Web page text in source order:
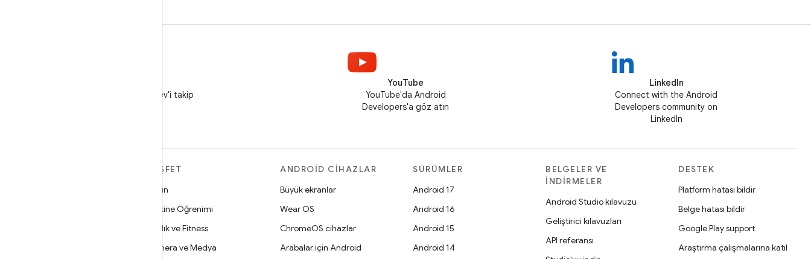
X'te @AndroidDev'i takip
YouTube
YouTube'da Android
Developers'a göz atın
LinkedIn
Connect with the Android
Developers community on
LinkedIn
KEŞFET
Oyun
Makine Öğrenimi
Sağlık ve Fitness
Kamera ve Medya
ANDROID CIHAZLAR
Büyük ekranlar
Wear OS
ChromeOS cihazlar
Arabalar için Android
SÜRÜMLER
Android 17
Android 16
Android 15
Android 14
BELGELER VE
İNDIRMELER
Android Studio kılavuzu
Geliştirici kılavuzları
API referansı
DESTEK
Platform hatası bildir
Belge hatası bildir
Google Play support
Araştırma çalışmalarına katıl